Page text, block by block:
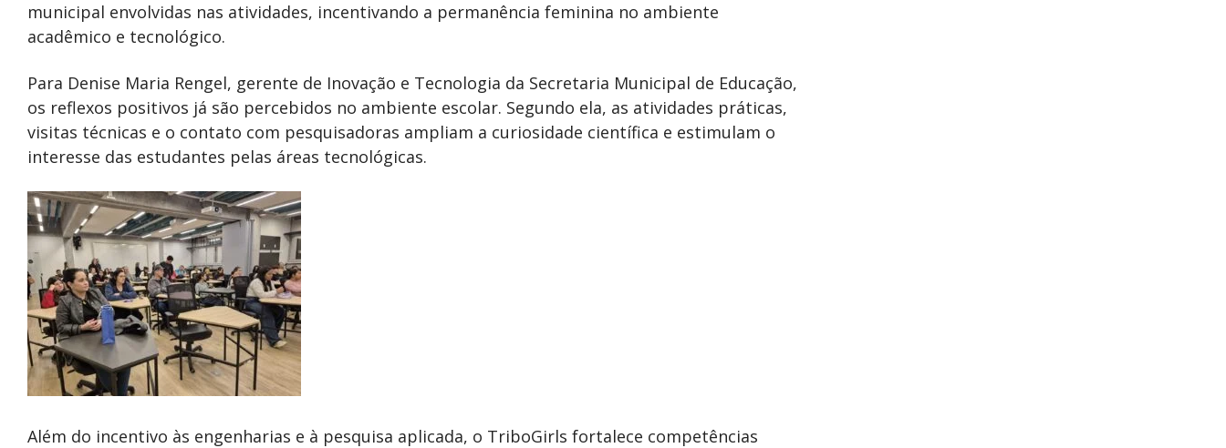
municipal envolvidas nas atividades, incentivando a permanência feminina no ambiente
acadêmico e tecnológico.
Para Denise Maria Rengel, gerente de Inovação e Tecnologia da Secretaria Municipal de Educação,
os reflexos positivos já são percebidos no ambiente escolar. Segundo ela, as atividades práticas,
visitas técnicas e o contato com pesquisadoras ampliam a curiosidade científica e estimulam o
interesse das estudantes pelas áreas tecnológicas.
Além do incentivo às engenharias e à pesquisa aplicada, o TriboGirls fortalece competências